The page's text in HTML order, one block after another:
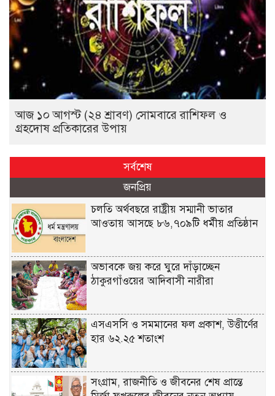
আজ ১০ আগস্ট (২৪ শ্রাবণ) সোমবারে রাশিফল ও
গ্রহদোষ প্রতিকারের উপায়
সর্বশেষ
জনপ্রিয়
চলতি অর্থবছরে রাষ্ট্রীয় সম্মানী ভাতার
আওতায় আসছে ৮৬,৭০৯টি ধর্মীয় প্রতিষ্ঠান
অভাবকে জয় করে ঘুরে দাঁড়াচ্ছেন
ঠাকুরগাঁওয়ের আদিবাসী নারীরা
এসএসসি ও সমমানের ফল প্রকাশ, উত্তীর্ণের
হার ৬২.২৫ শতাংশ
সংগ্রাম, রাজনীতি ও জীবনের শেষ প্রান্তে